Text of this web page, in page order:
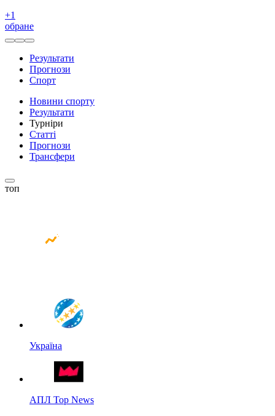
+1
обране
Результати
Прогнози
Спорт
Новини спорту
Результати
Турніри
Статті
Прогнози
Трансфери
топ
Україна
АПЛ Top News